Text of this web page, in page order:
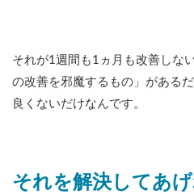
それが1週間も1ヵ月も改善しな
の改善を邪魔するもの」がある
良くないだけなんです。
それを解決してあ